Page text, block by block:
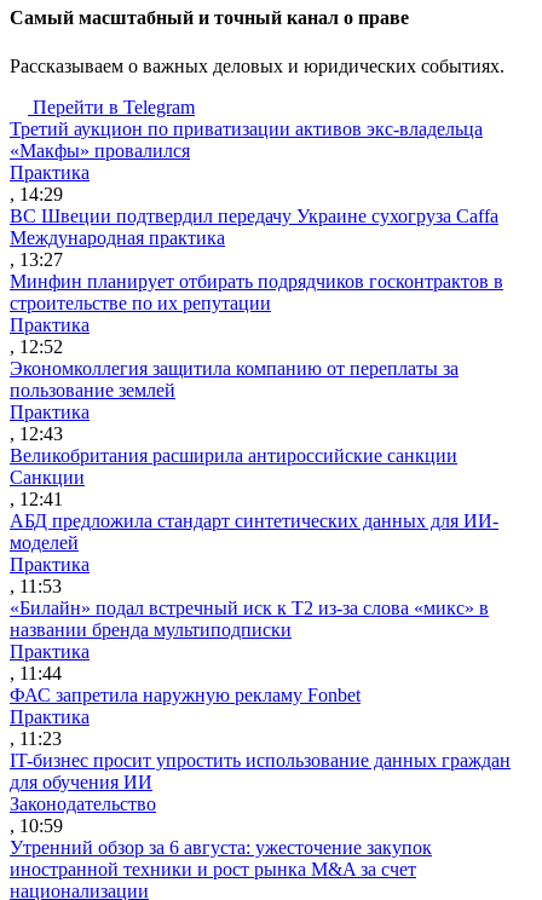
Cамый масштабный и точный канал о праве
Рассказываем о важных деловых и юридических событиях.
Перейти в Telegram
Третий аукцион по приватизации активов экс-владельца
«Макфы» провалился
Практика
, 14:29
ВС Швеции подтвердил передачу Украине сухогруза Caffa
Международная практика
, 13:27
Минфин планирует отбирать подрядчиков госконтрактов в
строительстве по их репутации
Практика
, 12:52
Экономколлегия защитила компанию от переплаты за
пользование землей
Практика
, 12:43
Великобритания расширила антироссийские санкции
Санкции
, 12:41
АБД предложила стандарт синтетических данных для ИИ-
моделей
Практика
, 11:53
«Билайн» подал встречный иск к Т2 из-за слова «микс» в
названии бренда мультиподписки
Практика
, 11:44
ФАС запретила наружную рекламу Fonbet
Практика
, 11:23
IT-бизнес просит упростить использование данных граждан
для обучения ИИ
Законодательство
, 10:59
Утренний обзор за 6 августа: ужесточение закупок
иностранной техники и рост рынка M&A за счет
национализации